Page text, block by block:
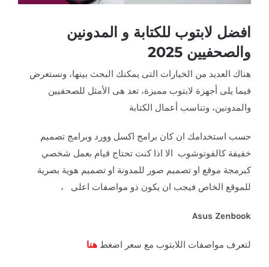
افضل لابتوب للكتابة و المدونين
والصحفيين 2025
هناك العديد من الخيارات التى يمكنك البحث بينها، ونستعرض
فيما يلى أجهزة لابتوب مميزة، تعد هى الأمثل للصحفيين
والمدونين، وتناسب أعمال الكتابة
حسب استخدامك ان كان برامج اكسل وورد وبرامج تصميم
خفيفة كالفوتوشوب الا اذا كنت تحتاج قيام بعمل شخصي
كبرمجة موقع او تصميم صور للمدونة او تصميم هوية بصرية
للموقع الخاص فيجب ان يكون ذو مواصفات اعلى ،
Asus Zenbook
لتعرف مواصفات اللابتوب مع سعر اضغط هنا